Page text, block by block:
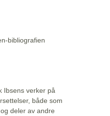
bibliografien
Ibsens verker på
både som
deler av andre